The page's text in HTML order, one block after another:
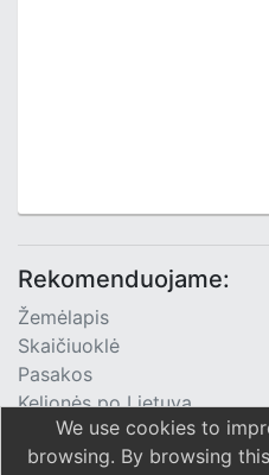
Rekomenduojame:
Žemėlapis
Skaičiuoklė
Pasakos
Kelionės po Lietuvą
TV Programa
We use cookies to
browsing. By browsing